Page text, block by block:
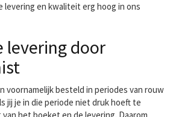
levering en kwaliteit erg hoog in ons
levering door
voornamelijk besteld in periodes van rouw
jij je in die periode niet druk hoeft te